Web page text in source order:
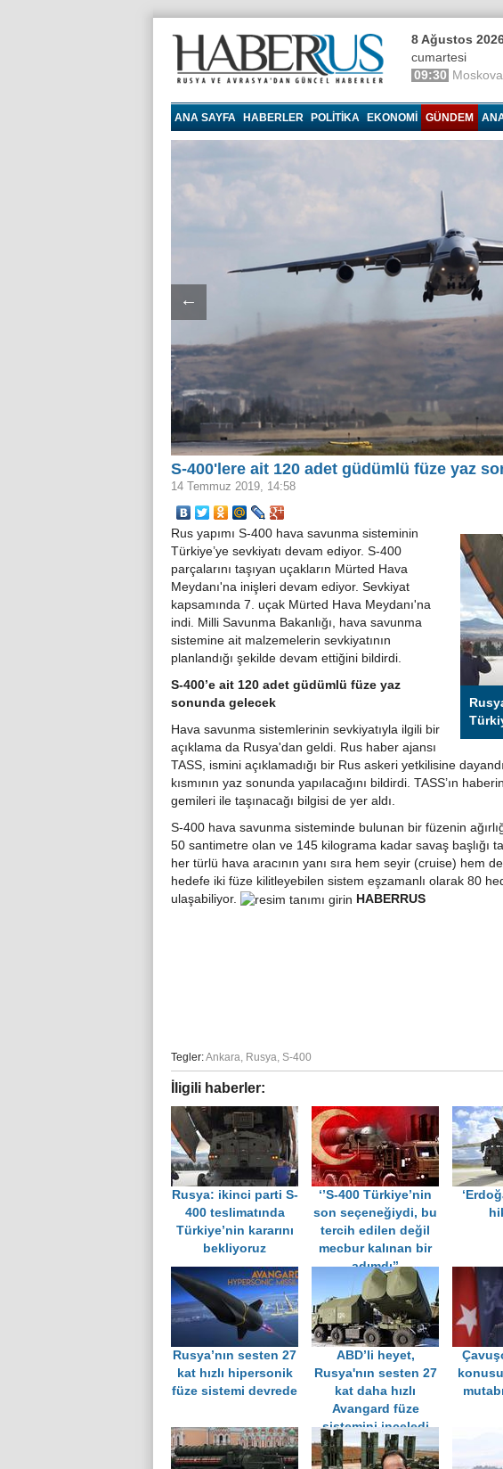
8 Ağustos
cumartesi
09:30 Moskova
ANA SAYFA HABERLER POLITIKA EKONOMI GÜNDEM
←
S-400'lere ait 120 adet güdümlü füze yaz
14 Temmuz 2019, 14:58
Rus yapımı S-400 hava savunma sisteminin
Türkiye’ye sevkiyatı devam ediyor. S-400
parçalarını taşıyan uçakların Mürted Hava
Meydanı'na inişleri devam ediyor. Sevkiyat
kapsamında 7. uçak Mürted Hava Meydanı'na
indi. Milli Savunma Bakanlığı, hava savunma
sistemine ait malzemelerin sevkiyatının
planlandığı şekilde devam ettiğini bildirdi.
S-400’e ait 120 adet güdümlü füze yaz
sonunda gelecek
Hava savunma sistemlerinin sevkiyatıyla ilgili bir
açıklama da Rusya'dan geldi. Rus haber ajansı
TASS, ismini açıklamadığı bir Rus askeri yetkilisine
kısmının yaz sonunda yapılacağını bildirdi. TASS’ın
gemileri ile taşınacağı bilgisi de yer aldı.
S-400 hava savunma sisteminde bulunan bir füzenin
50 santimetre olan ve 145 kilograma kadar savaş başlığı
her türlü hava aracının yanı sıra hem seyir (cruise) hem
hedefe iki füze kilitleyebilen sistem eşzamanlı olarak 80
ulaşabiliyor.
HABERRUS
Tegler:Ankara, Rusya, S-400
İligili haberler:
Rusya: ikinci parti S-
400 teslimatında
Türkiye’nin kararını
bekliyoruz
‘’S-400 Türkiye’nin
son seçeneğiydi, bu
tercih edilen değil
mecbur kalınan bir
adımdı’’
Rusya’nın sesten 27
kat hızlı hipersonik
füze sistemi devrede
ABD’li heyet,
Rusya'nın sesten 27
kat daha hızlı
Avangard füze
sistemini inceledi